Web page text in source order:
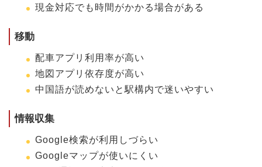
現金対応でも時間がかかる場合がある
移動
配車アプリ利用率が高い
地図アプリ依存度が高い
中国語が読めないと駅構内で迷いやすい
情報収集
Google検索が利用しづらい
Googleマップが使いにくい